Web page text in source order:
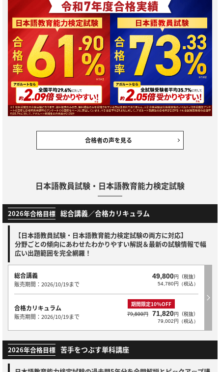
合格者の声を見る
日本語教員試験・日本語教育能力検定試験
2026年合格目標 総合講義／合格カリキュラム
【日本語教員試験・日本語教育能力検定試験の両方に対応】
分野ごとの傾向にあわせたわかりやすい解説＆最新の試験情報で幅
広い出題範囲を完全網羅！
総合講義
販売期間：2026/10/19まで
49,800円（税抜）
54,780円（税込）
合格カリキュラム
販売期間：2026/10/19まで
期間限定10％OFF
79,800円 71,820円（税抜）
79,002円（税込）
2026年合格目標 苦手をつぶす単科講座